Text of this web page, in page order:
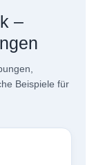
–
Beispiele für